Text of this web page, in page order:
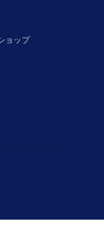
ョップ